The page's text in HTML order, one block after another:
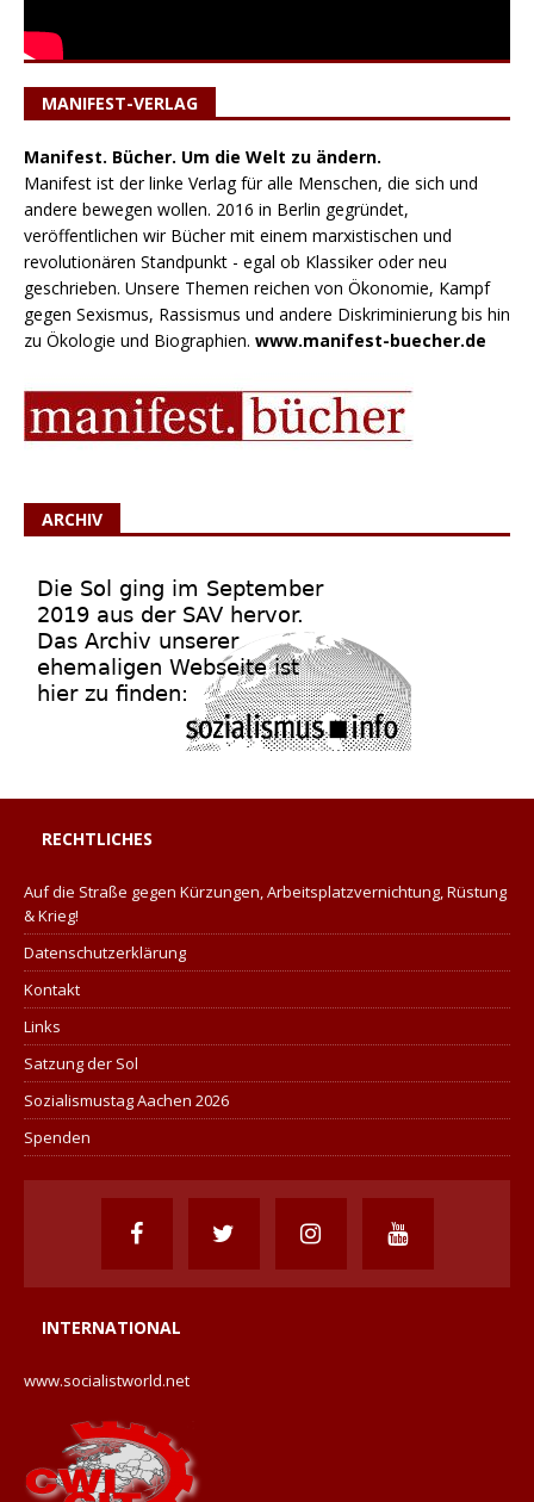
MANIFEST-VERLAG
Manifest. Bücher. Um die Welt zu ändern.
Manifest ist der linke Verlag für alle Menschen, die sich und
andere bewegen wollen. 2016 in Berlin gegründet,
veröffentlichen wir Bücher mit einem marxistischen und
revolutionären Standpunkt - egal ob Klassiker oder neu
geschrieben. Unsere Themen reichen von Ökonomie, Kampf
gegen Sexismus, Rassismus und andere Diskriminierung bis hin
zu Ökologie und Biographien. www.manifest-buecher.de
ARCHIV
RECHTLICHES
Auf die Straße gegen Kürzungen, Arbeitsplatzvernichtung, Rüstung
& Krieg!
Datenschutzerklärung
Kontakt
Links
Satzung der Sol
Sozialismustag Aachen 2026
Spenden
INTERNATIONAL
www.socialistworld.net